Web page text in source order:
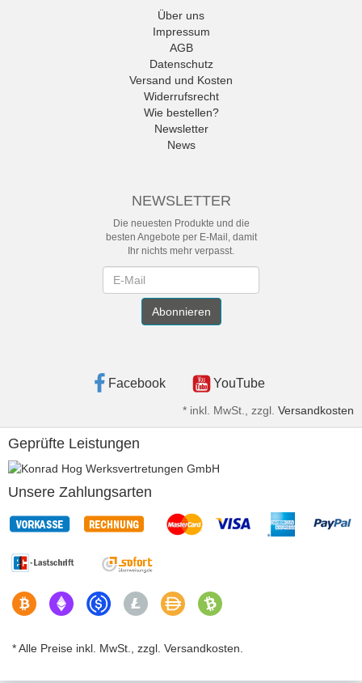
Über uns
Impressum
AGB
Datenschutz
Versand und Kosten
Widerrufsrecht
Wie bestellen?
Newsletter
News
NEWSLETTER
Die neuesten Produkte und die
besten Angebote per E-Mail, damit
Ihr nichts mehr verpasst.
Abonnieren
Facebook YouTube
* inkl. MwSt., zzgl. Versandkosten
Geprüfte Leistungen
Unsere Zahlungsarten
* Alle Preise inkl. MwSt., zzgl. Versandkosten.